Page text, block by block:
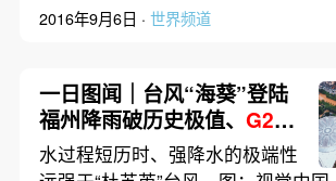
2016年9月6日 · 世界频道
一日图闻｜台风“海葵”登陆
福州降雨破历史极值、 G20
峰会印度新德里会场附近贫
民窟被清理
水过程短历时、强降水的极端性